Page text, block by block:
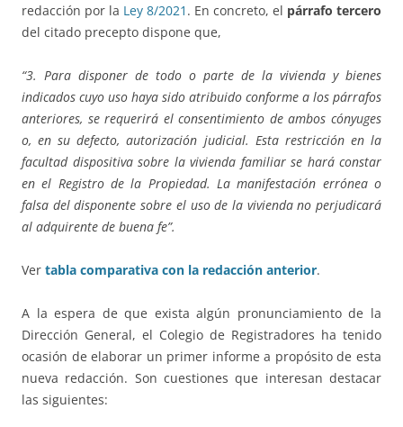
redacción por la Ley 8/2021 . En concreto, el párrafo tercero
del citado precepto dispone que,
“3. Para disponer de todo o parte de la vivienda y bienes
indicados cuyo uso haya sido atribuido conforme a los párrafos
anteriores, se requerirá el consentimiento de ambos cónyuges
o, en su defecto, autorización judicial. Esta restricción en la
facultad dispositiva sobre la vivienda familiar se hará constar
en el Registro de la Propiedad. La manifestación errónea o
falsa del disponente sobre el uso de la vivienda no perjudicará
al adquirente de buena fe”.
Ver tabla comparativa con la redacción anterior.
A la espera de que exista algún pronunciamiento de la
Dirección General, el Colegio de Registradores ha tenido
ocasión de elaborar un primer informe a propósito de esta
nueva redacción. Son cuestiones que interesan destacar
las siguientes: